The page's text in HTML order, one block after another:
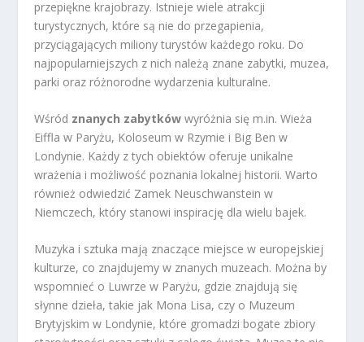
przepiękne krajobrazy. Istnieje wiele atrakcji
turystycznych, które są nie do przegapienia,
przyciągających miliony turystów każdego roku. Do
najpopularniejszych z nich należą znane zabytki, muzea,
parki oraz różnorodne wydarzenia kulturalne.
Wśród znanych zabytków wyróżnia się m.in. Wieża
Eiffla w Paryżu, Koloseum w Rzymie i Big Ben w
Londynie. Każdy z tych obiektów oferuje unikalne
wrażenia i możliwość poznania lokalnej historii. Warto
również odwiedzić Zamek Neuschwanstein w
Niemczech, który stanowi inspirację dla wielu bajek.
Muzyka i sztuka mają znaczące miejsce w europejskiej
kulturze, co znajdujemy w znanych muzeach. Można by
wspomnieć o Luwrze w Paryżu, gdzie znajdują się
słynne dzieła, takie jak Mona Lisa, czy o Muzeum
Brytyjskim w Londynie, które gromadzi bogate zbiory